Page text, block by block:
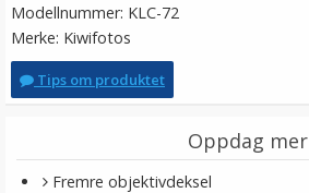
Modellnummer: KLC-72
Merke: Kiwifotos
Tips om produktet
Oppdag mer
Fremre objektivdeksel